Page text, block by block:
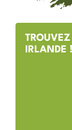
TROUVEZ
IRLANDE !